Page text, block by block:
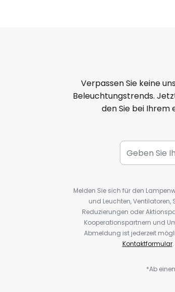
Verpassen Sie keine
Beleuchtungstrends.
den Sie bei Ihrem
Melden Sie sich für den
und Leuchten,
Reduzierungen oder
Kooperationspartnern und
Abmeldung ist jederzeit
Kontaktformular
*Ab